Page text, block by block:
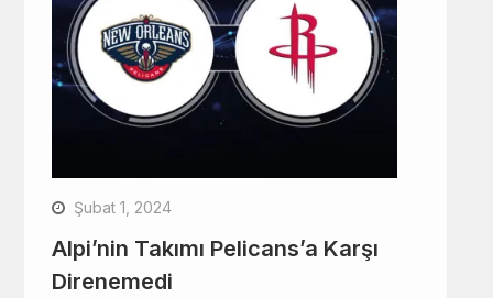
Şubat 1, 2024
Alpi’nin Takımı Pelicans’a Karşı
Direnemedi